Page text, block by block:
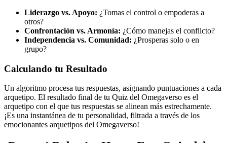
Liderazgo vs. Apoyo: ¿Tomas el control o empoderas a
otros?
Confrontación vs. Armonía: ¿Cómo manejas el conflicto?
Independencia vs. Comunidad: ¿Prosperas solo o en
grupo?
Calculando tu Resultado
Un algoritmo procesa tus respuestas, asignando puntuaciones a cada
arquetipo. El resultado final de tu Quiz del Omegaverso es el
arquetipo con el que tus respuestas se alinean más estrechamente.
¡Es una instantánea de tu personalidad, filtrada a través de los
emocionantes arquetipos del Omegaverso!